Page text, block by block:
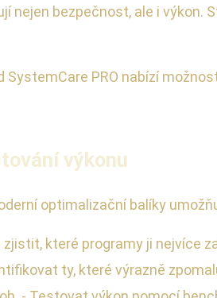
bezpečnost, ale i výkon.
PRO nabízí
výkonu
optimalizační balíky
které programy ji nejvíce
ty, které výrazně